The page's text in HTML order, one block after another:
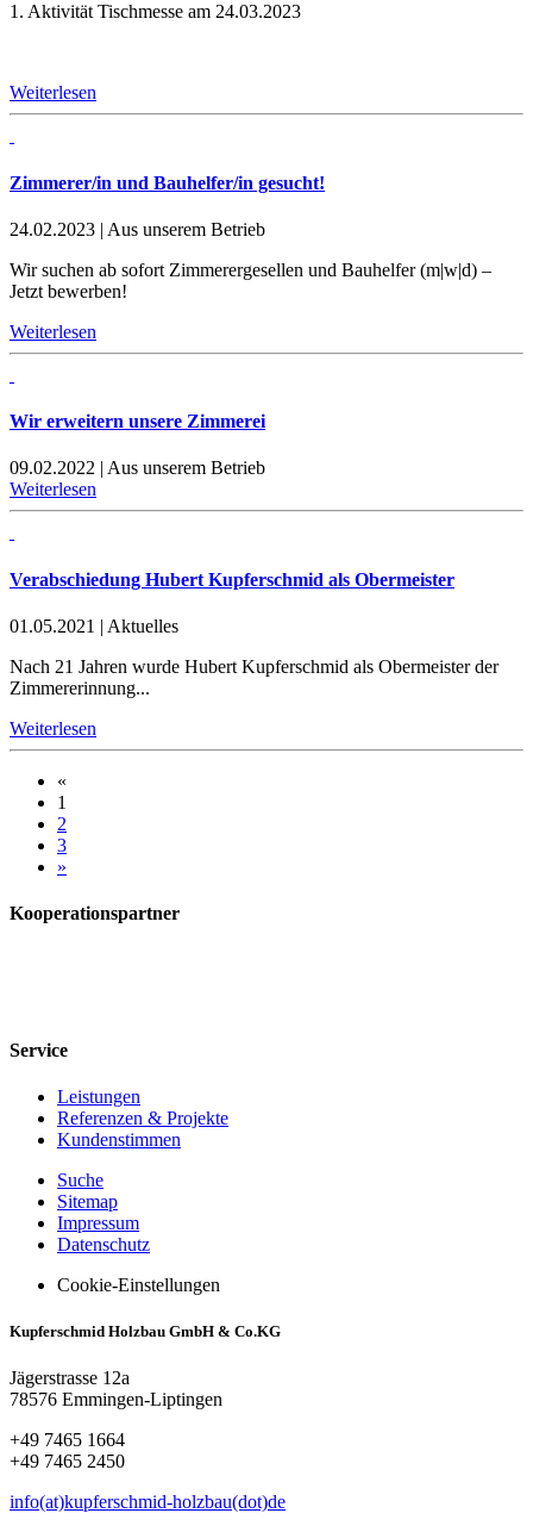
1. Aktivität Tischmesse am 24.03.2023
Weiterlesen
Zimmerer/in und Bauhelfer/in gesucht!
24.02.2023 | Aus unserem Betrieb
Wir suchen ab sofort Zimmerergesellen und Bauhelfer (m|w|d) –
Jetzt bewerben!
Weiterlesen
Wir erweitern unsere Zimmerei
09.02.2022 | Aus unserem Betrieb
Weiterlesen
Verabschiedung Hubert Kupferschmid als Obermeister
01.05.2021 | Aktuelles
Nach 21 Jahren wurde Hubert Kupferschmid als Obermeister der
Zimmererinnung...
Weiterlesen
«
1
2
3
»
Kooperationspartner
Service
Leistungen
Referenzen & Projekte
Kundenstimmen
Suche
Sitemap
Impressum
Datenschutz
Cookie-Einstellungen
Kupferschmid Holzbau GmbH & Co.KG
Jägerstrasse 12a
78576 Emmingen-Liptingen
+49 7465 1664
+49 7465 2450
info(at)kupferschmid-holzbau(dot)de